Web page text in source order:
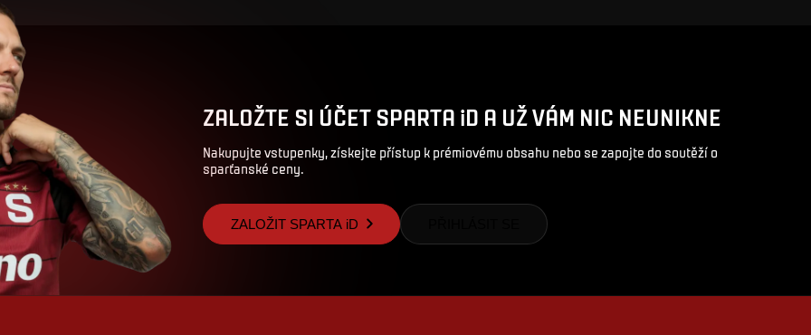
ZALOŽTE SI ÚČET SPARTA iD A UŽ VÁM NIC NEUNIKNE
Nakupujte vstupenky, získejte přístup k prémiovému obsahu nebo se zapojte do soutěží o
sparťanské ceny.
ZALOŽIT SPARTA iD